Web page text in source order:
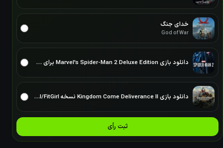
خدای جنگ
God of War
دانلود بازی Marvel’s Spider-Man 2 Deluxe Edition برای PC – نسخه ElAmigos
دانلود بازی Kingdom Come Deliverance II نسخه ElAmigos/DODI/FitGirl
ثبت رأی